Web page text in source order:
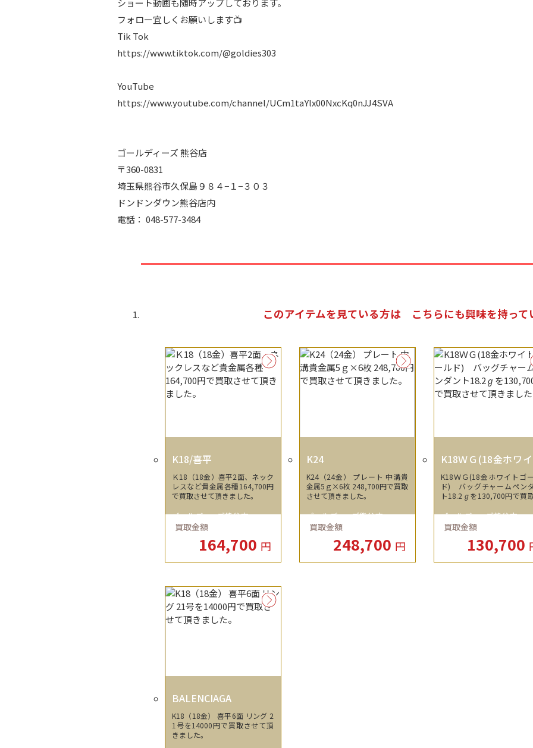
ショート動画も随時アップしております。
フォロー宜しくお願いします📺
Tik Tok
https://www.tiktok.com/@goldies303
YouTube
https://www.youtube.com/channel/UCm1taYlx00NxcKq0nJJ4SVA
ゴールディーズ 熊谷店
〒360-0831
埼玉県熊谷市久保島９８４−１−３０３
ドンドンダウン熊谷店内
電話： 048-577-3484
このアイテムを見ている方は こちらにも興味を持って
K18/喜平
Ｋ18（18金）喜平2面、ネック
レスなど貴金属各種164,700円
で買取させて頂きました。
ゴールディーズ熊谷店
買取金額
164,700 円
K24
K24（24金） プレート 中溝貴
金属5ｇ×6枚 248,700円で買取
させて頂きました。
ゴールディーズ熊谷店
買取金額
248,700 円
K18ＷＧ(18金ホワ
ゴールド)
K18ＷＧ(18金ホワイトゴ
ド) バッグチャームペン
ト18.2ℊを130,700円で買
ゴールディーズ熊谷店
買取金額
130,700
BALENCIAGA
K18（18金） 喜平6面 リング 2
1号を14000円で買取させて頂
きました。